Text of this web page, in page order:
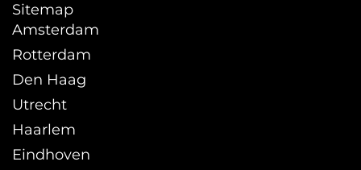
Sitemap
Amsterdam
Rotterdam
Den Haag
Utrecht
Haarlem
Eindhoven